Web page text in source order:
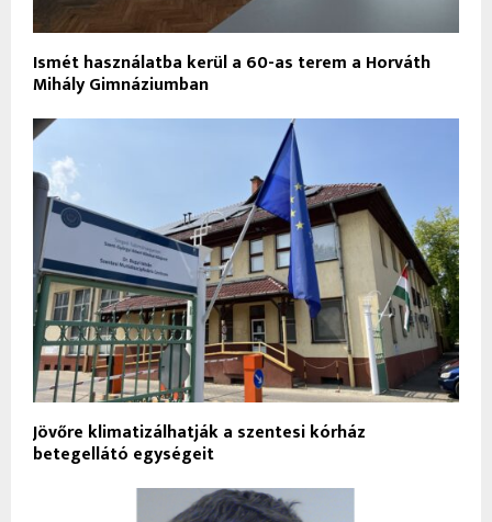
Ismét használatba kerül a 60-as terem a Horváth
Mihály Gimnáziumban
Jövőre klimatizálhatják a szentesi kórház
betegellátó egységeit